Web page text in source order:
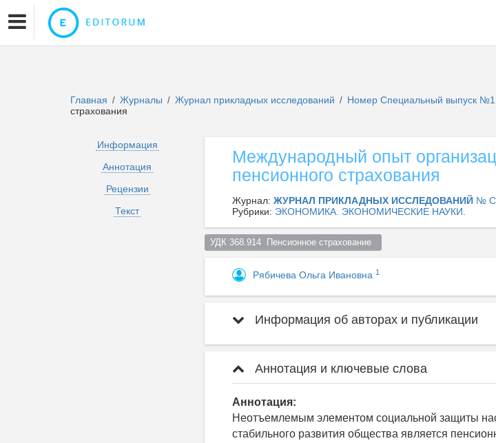
Главная / Журналы / Журнал прикладных исследований / Номер Специальный выпуск №1
страхования
Информация
Аннотация
Рецензии
Текст
Международный опыт
пенсионного страхования
Журнал: ЖУРНАЛ ПРИКЛАДНЫХ ИССЛЕДОВАНИЙ №
Рубрики: ЭКОНОМИКА. ЭКОНОМИЧЕСКИЕ НАУКИ.
УДК 368.914  Пенсионное страхование
Рябичева Ольга Ивановна 1
Информация об авторах и публикации
Аннотация и ключевые слова
Аннотация:
Неотъемлемым элементом социальной защиты
стабильного развития общества является